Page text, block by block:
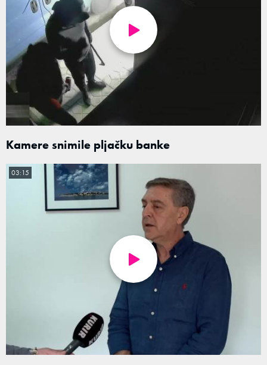
Kamere snimile pljačku banke
03:15